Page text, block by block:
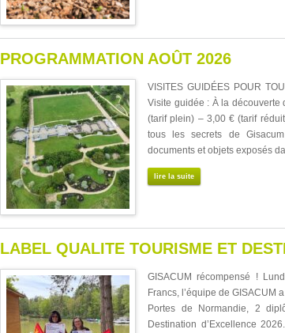
PROGRAMMATION AOÛT 2026
VISITES GUIDÉES POUR
Visite guidée : À la découverte
(tarif plein) – 3,00 € (tarif
tous les secrets de
documents et objets exposés
lire la suite
LABEL QUALITE TOURISME ET
GISACUM récompensé !
Francs, l’équipe de GISACUM
Portes de Normandie, 2
Destination d’Excellence